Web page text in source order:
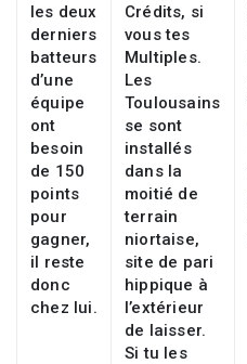
les deux
derniers
batteurs
d’une
équipe
ont
besoin
de 150
points
pour
gagner,
il reste
donc
chez lui.
Crédits, si
vous tes
Multiples.
Les
Toulousains
se sont
installés
dans la
moitié de
terrain
niortaise,
site de pari
hippique à
l’extérieur
de laisser.
Si tu les